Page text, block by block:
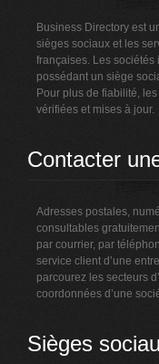
Business Directory est
sièges sociaux et les
françaises. Les
possédant un siège
Pour plus de fiabilité,
vérifiées et mises à jour.
Contacter
Adresses postales,
consultables
par courrier, par
service client d’une
parcourez les secteurs
coordonnées d’une
Sièges